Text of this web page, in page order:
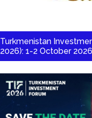
Turkmenistan
2026): 1-2 October 2026